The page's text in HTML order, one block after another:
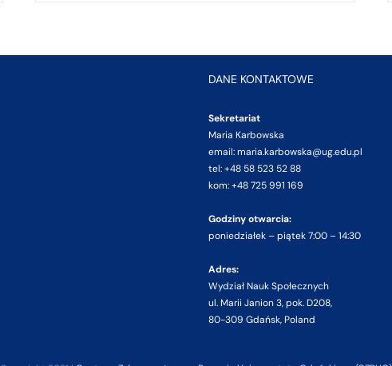
DANE KONTAKTOWE
Sekretariat
Maria Karbowska
email: maria.karbowska@ug.edu.pl
tel: +48 58 523 52 88
kom: +48 725 991 169
Godziny otwarcia:
poniedziałek – piątek 7:00 – 14:30
Adres:
Wydział Nauk Społecznych
ul. Marii Janion 3, pok. D208,
80-309 Gdańsk, Poland